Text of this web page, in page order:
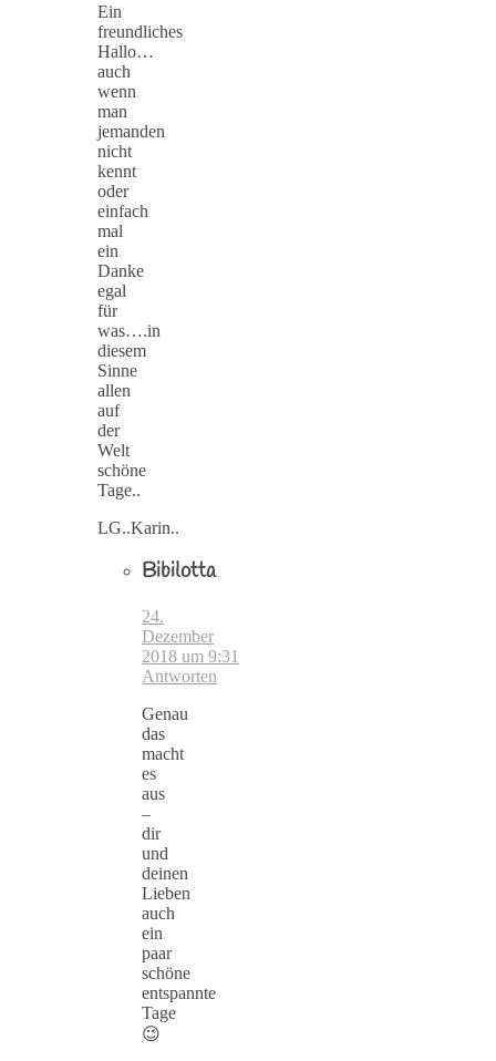
Ein
freundliches
Hallo…
auch
wenn
man
jemanden
nicht
kennt
oder
einfach
mal
ein
Danke
egal
für
was….in
diesem
Sinne
allen
auf
der
Welt
schöne
Tage..
LG..Karin..
Bibilotta
24.
Dezember
2018 um 9:31
Antworten
Genau
das
macht
es
aus
–
dir
und
deinen
Lieben
auch
ein
paar
schöne
entspannte
Tage
😉